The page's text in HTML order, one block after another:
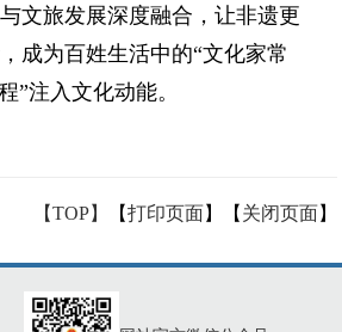
文旅发展深度融合，让非遗更
成为百姓生活中的“文化家常
”注入文化动能。
【TOP】 【打印页面】【 关闭页面】